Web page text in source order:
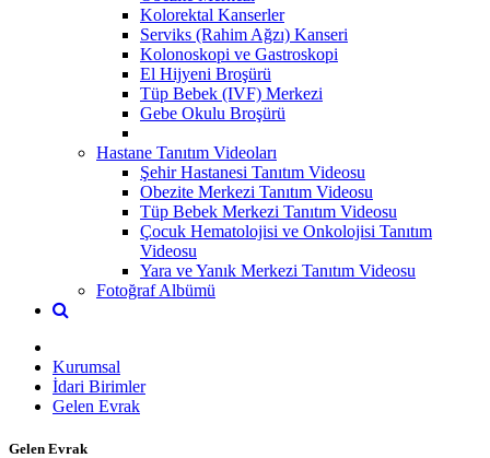
Kolorektal Kanserler
Serviks (Rahim Ağzı) Kanseri
Kolonoskopi ve Gastroskopi
El Hijyeni Broşürü
Tüp Bebek (IVF) Merkezi
Gebe Okulu Broşürü
Hastane Tanıtım Videoları
Şehir Hastanesi Tanıtım Videosu
Obezite Merkezi Tanıtım Videosu
Tüp Bebek Merkezi Tanıtım Videosu
Çocuk Hematolojisi ve Onkolojisi Tanıtım
Videosu
Yara ve Yanık Merkezi Tanıtım Videosu
Fotoğraf Albümü
Kurumsal
İdari Birimler
Gelen Evrak
Gelen Evrak